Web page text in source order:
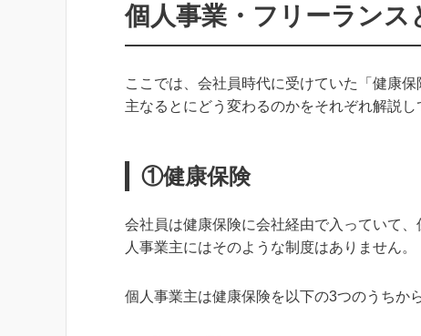
個人事業・フリーランス
ここでは、会社員時代に受けていた「健康
主なるとにどう変わるのかをそれぞれ解説し
①健康保険
会社員は健康保険に会社経由で入っていて
人事業主にはそのような制度はありません。
個人事業主は健康保険を以下の3つのうちか